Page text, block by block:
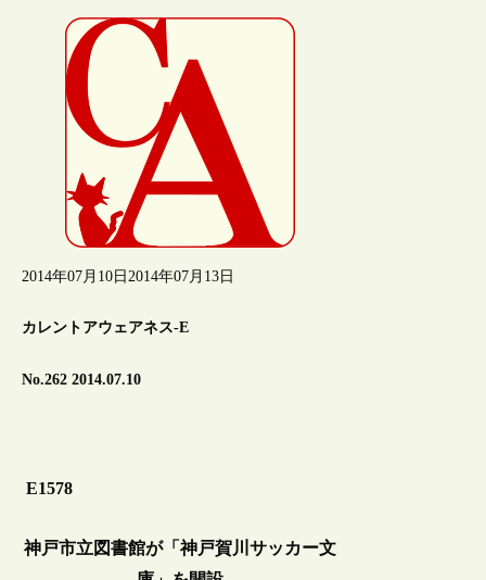
2014年07月10日 2014年07月13日
カレントアウェアネス-E
No.262 2014.07.10
E1578
神戸市立図書館が「神戸賀川サッカー文